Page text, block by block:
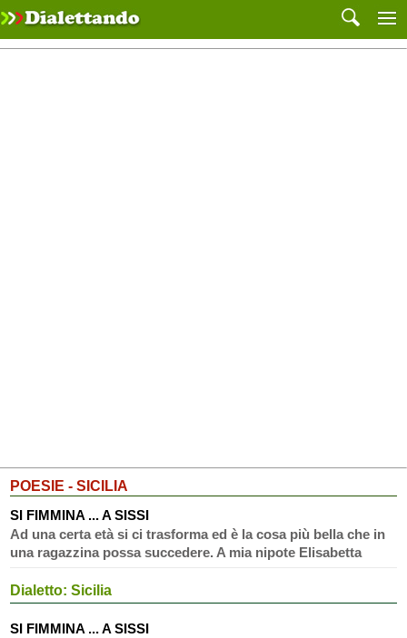
POESIE - SICILIA
SI FIMMINA ... A SISSI
Ad una certa età si ci trasforma ed è la cosa più bella che in
una ragazzina possa succedere. A mia nipote Elisabetta
Dialetto: Sicilia
SI FIMMINA ... A SISSI